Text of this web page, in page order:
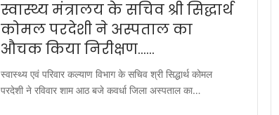
स्वास्थ्य मंत्रालय के सचिव श्री सिद्धार्थ
कोमल परदेशी ने अस्पताल का
औचक किया निरीक्षण……
स्वास्थ्य एवं परिवार कल्याण विभाग के सचिव श्री सिद्धार्थ कोमल
परदेशी ने रविवार शाम आठ बजे कवर्धा जिला अस्पताल का…